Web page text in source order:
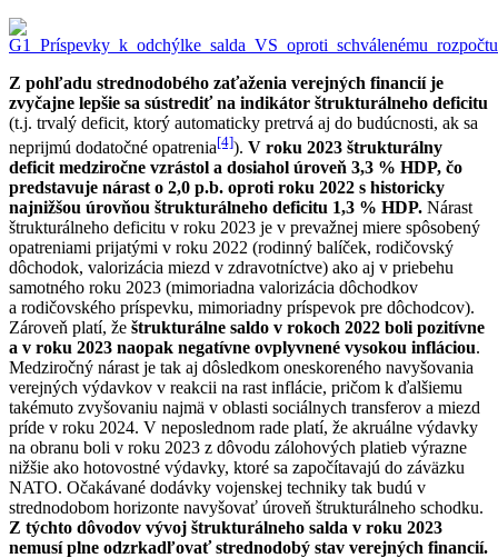
Z pohľadu strednodobého zaťaženia verejných financií je
zvyčajne lepšie sa sústrediť na indikátor štrukturálneho deficitu
(t.j. trvalý deficit, ktorý automaticky pretrvá aj do budúcnosti, ak sa
neprijmú dodatočné opatrenia[4]). V roku 2023 štrukturálny
deficit medziročne vzrástol a dosiahol úroveň 3,3 % HDP, čo
predstavuje nárast o 2,0 p.b. oproti roku 2022 s historicky
najnižšou úrovňou štrukturálneho deficitu 1,3 % HDP. Nárast
štrukturálneho deficitu v roku 2023 je v prevažnej miere spôsobený
opatreniami prijatými v roku 2022 (rodinný balíček, rodičovský
dôchodok, valorizácia miezd v zdravotníctve) ako aj v priebehu
samotného roku 2023 (mimoriadna valorizácia dôchodkov
a rodičovského príspevku, mimoriadny príspevok pre dôchodcov).
Zároveň platí, že štrukturálne saldo v rokoch 2022 boli pozitívne
a v roku 2023 naopak negatívne ovplyvnené vysokou infláciou.
Medziročný nárast je tak aj dôsledkom oneskoreného navyšovania
verejných výdavkov v reakcii na rast inflácie, pričom k ďalšiemu
takémuto zvyšovaniu najmä v oblasti sociálnych transferov a miezd
príde v roku 2024. V neposlednom rade platí, že akruálne výdavky
na obranu boli v roku 2023 z dôvodu zálohových platieb výrazne
nižšie ako hotovostné výdavky, ktoré sa započítavajú do záväzku
NATO. Očakávané dodávky vojenskej techniky tak budú v
strednodobom horizonte navyšovať úroveň štrukturálneho schodku.
Z týchto dôvodov vývoj štrukturálneho salda v roku 2023
nemusí plne odzrkadľovať strednodobý stav verejných financií.